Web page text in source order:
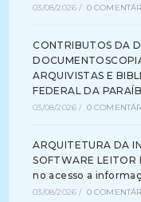
03/08/2026 / 0
CONTRIBUTOS DA
ARQUIVISTAS E
FEDERAL DA
03/08/2026 / 0
ARQUITETURA DA
SOFTWARE
no acesso a
03/08/2026 / 0